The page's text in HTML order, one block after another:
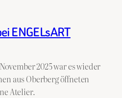
ENGELsART
2025 war es wieder
aus Oberberg öffneten
Atelier.